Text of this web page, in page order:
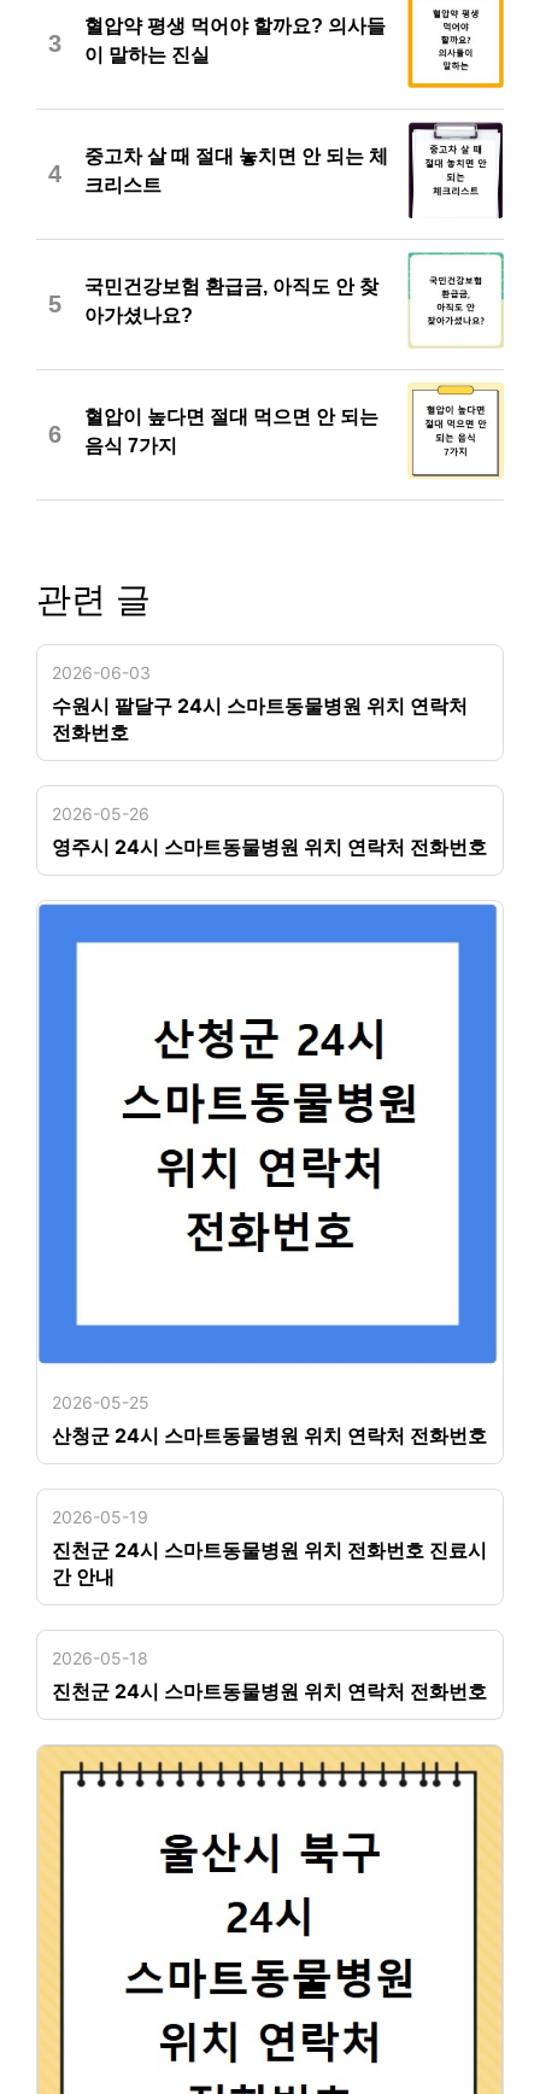
3
혈압약 평생 먹어야 할까요? 의사들
이 말하는 진실
4
중고차 살 때 절대 놓치면 안 되는 체
크리스트
5
국민건강보험 환급금, 아직도 안 찾
아가셨나요?
6
혈압이 높다면 절대 먹으면 안 되는
음식 7가지
관련 글
2026-06-03
수원시 팔달구 24시 스마트동물병원 위치 연락처
전화번호
2026-05-26
영주시 24시 스마트동물병원 위치 연락처 전화번호
2026-05-25
산청군 24시 스마트동물병원 위치 연락처 전화번호
2026-05-19
진천군 24시 스마트동물병원 위치 전화번호 진료시
간 안내
2026-05-18
진천군 24시 스마트동물병원 위치 연락처 전화번호